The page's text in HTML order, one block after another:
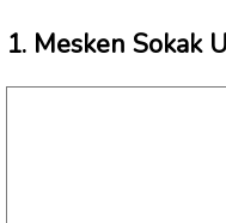
1. Mesken Sokak